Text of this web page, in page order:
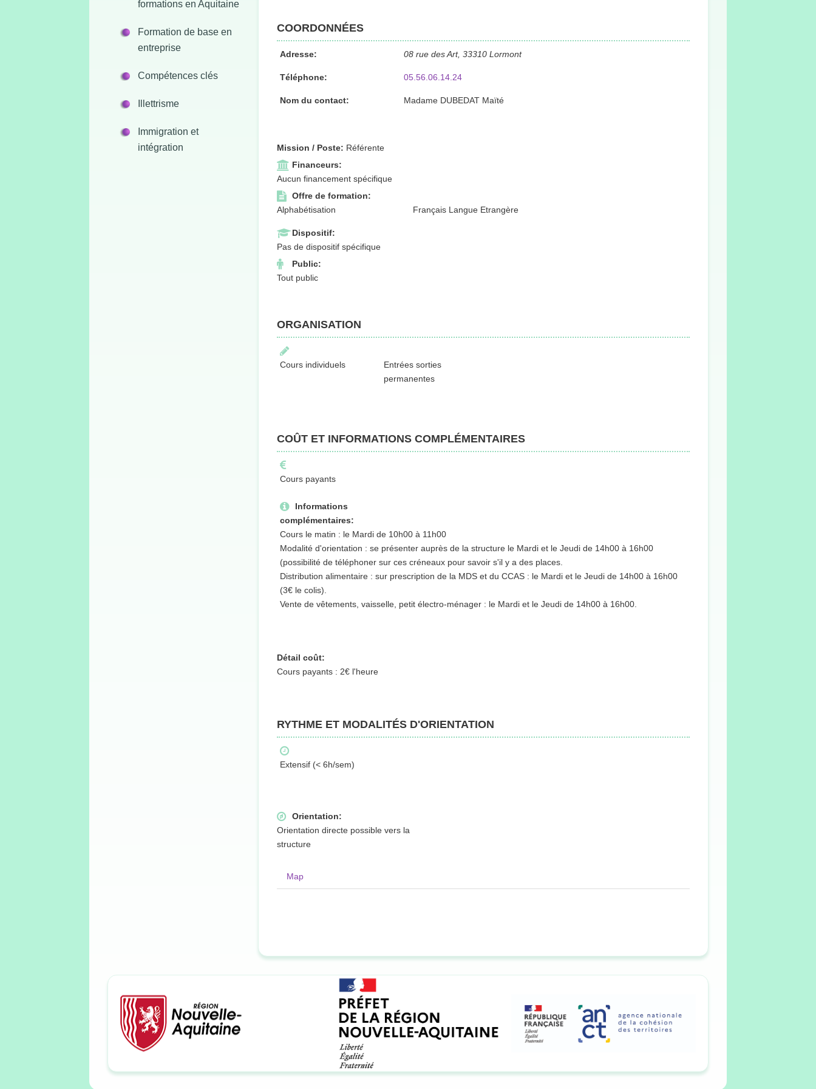
formations en Aquitaine
Formation de base en
entreprise
Compétences clés
Illettrisme
Immigration et
intégration
COORDONNÉES
Adresse: 08 rue des Art, 33310 Lormont
Téléphone: 05.56.06.14.24
Nom du contact: Madame DUBEDAT Maïté
Mission / Poste: Référente
Financeurs:
Aucun financement spécifique
Offre de formation:
Alphabétisation
Français Langue Etrangère
Dispositif:
Pas de dispositif spécifique
Public:
Tout public
ORGANISATION
Cours individuels
Entrées sorties
permanentes
COÛT ET INFORMATIONS COMPLÉMENTAIRES
Cours payants
Informations
complémentaires:
Cours le matin : le Mardi de 10h00 à 11h00
Modalité d'orientation : se présenter auprès de la structure le Mardi et le Jeudi de 14h00 à 16h00
(possibilité de téléphoner sur ces créneaux pour savoir s'il y a des places.
Distribution alimentaire : sur prescription de la MDS et du CCAS : le Mardi et le Jeudi de 14h00 à 16h00
(3€ le colis).
Vente de vêtements, vaisselle, petit électro-ménager : le Mardi et le Jeudi de 14h00 à 16h00.
Détail coût:
Cours payants : 2€ l'heure
RYTHME ET MODALITÉS D'ORIENTATION
Extensif (< 6h/sem)
Orientation:
Orientation directe possible vers la
structure
Map